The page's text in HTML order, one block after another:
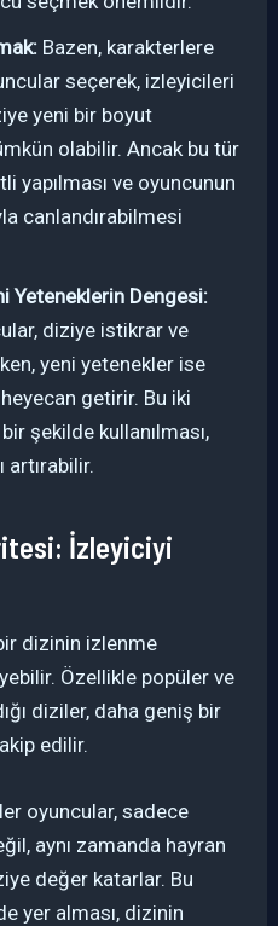
Bazen, karakterlere
seçerek, izleyicileri
yeni bir boyut
olabilir. Ancak bu tür
yapılması ve oyuncunun
canlandırabilmesi
Yeteneklerin Dengesi:
diziye istikrar ve
yeni yetenekler ise
getirir. Bu iki
şekilde kullanılması,
artırabilir.
İzleyiciyi
dizinin izlenme
Özellikle popüler ve
diziler, daha geniş bir
edilir.
oyuncular, sadece
aynı zamanda hayran
değer katarlar. Bu
yer alması, dizinin